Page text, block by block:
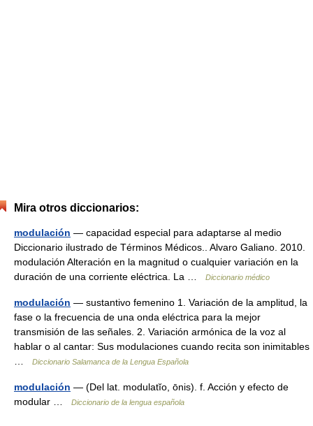
Mira otros diccionarios:
modulación — capacidad especial para adaptarse al medio
Diccionario ilustrado de Términos Médicos.. Alvaro Galiano. 2010.
modulación Alteración en la magnitud o cualquier variación en la
duración de una corriente eléctrica. La …
Diccionario médico
modulación — sustantivo femenino 1. Variación de la amplitud, la
fase o la frecuencia de una onda eléctrica para la mejor
transmisión de las señales. 2. Variación armónica de la voz al
hablar o al cantar: Sus modulaciones cuando recita son inimitables
Diccionario Salamanca de la Lengua Española
modulación — (Del lat. modulatĭo, ōnis). f. Acción y efecto de
modular …
Diccionario de la lengua española